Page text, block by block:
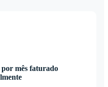
mês faturado